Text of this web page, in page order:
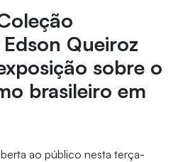
Queiroz
sobre o
brasileiro em
ao público nesta terça-